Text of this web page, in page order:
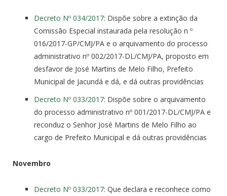
Decreto Nº 034/2017: Dispõe sobre a extinção da
Comissão Especial instaurada pela resolução n º
016/2017-GP/CMJ/PA e o arquivamento do processo
administrativo nº 002/2017-DL/CMJ/PA, proposto em
desfavor de José Martins de Melo Filho, Prefeito
Municipal de Jacundá e dá, e dá outras providências
Decreto Nº 033/2017: Dispõe sobre o arquivamento
do processo administrativo nº 001/2017-DL/CMJ/PA e
reconduz o Senhor José Martins de Melo Filho ao
cargo de Prefeito Municipal e dá outras providências
Novembro
Decreto Nº 033/2017: Que declara e reconhece como